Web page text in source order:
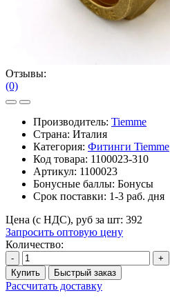
Отзывы:
(0)
Производитель: Tiemme
Страна: Италия
Категория: Фитинги Tiemme
Код товара: 1100023-310
Артикул: 1100023
Бонусные баллы: Бонусы
Срок поставки: 1-3 раб. дня
Цена (с НДС), руб за шт: 392
Запросить оптовую цену
Количество:
-
+
Купить
Быстрый заказ
Рассчитать доставку